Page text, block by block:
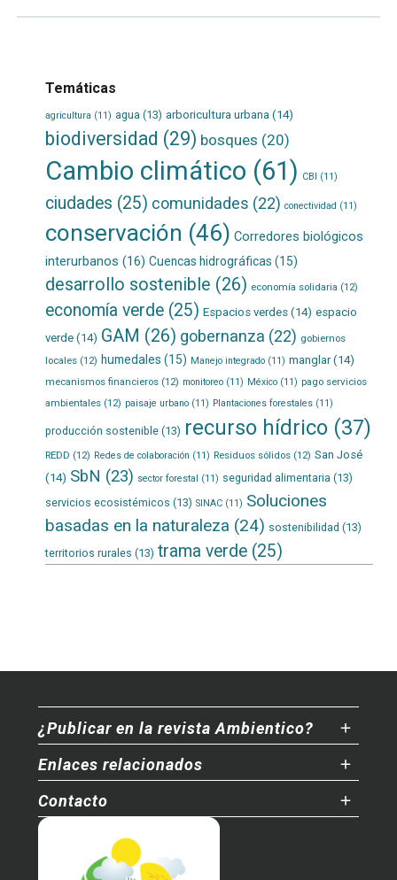
Temáticas
agricultura (11) agua (13) arboricultura urbana(14)
biodiversidad (29) bosques (20)
Cambio climático (61) CBI (11)
ciudades (25) comunidades (22) conectividad (11)
conservación (46) Corredores biológicos
interurbanos (16) Cuencas hidrográficas (15)
desarrollo sostenible (26) economía solidaria (12)
economía verde(25) Espacios verdes(14) espacio
verde(14) GAM (26) gobernanza (22) gobiernos
locales(12) humedales (15) Manejo integrado(11) manglar(14)
mecanismos financieros(12) monitoreo(11) México(11) pago servicios
ambientales(12) paisaje urbano(11) Plantaciones forestales(11)
producción sostenible(13) recurso hídrico(37)
REDD (12) Redes de colaboración (11) Residuos sólidos(12) San José
(14) SbN (23) sector forestal (11) seguridad alimentaria (13)
servicios ecosistémicos (13) SINAC(11) Soluciones
basadas en la naturaleza (24) sostenibilidad (13)
territorios rurales (13) trama verde(25)
¿Publicar en la revista Ambientico?
Enlaces relacionados
Contacto